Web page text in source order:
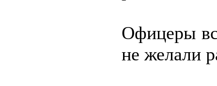
Офицеры
не желали